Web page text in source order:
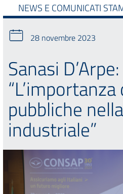
NEWS E COMUNICATI
28 novembre 2023
Sanasi D’Arpe:
pubbliche
industriale”